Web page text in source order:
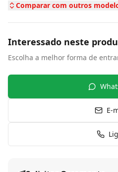
Comparar com outros
Interessado neste
Escolha a melhor forma de
E-